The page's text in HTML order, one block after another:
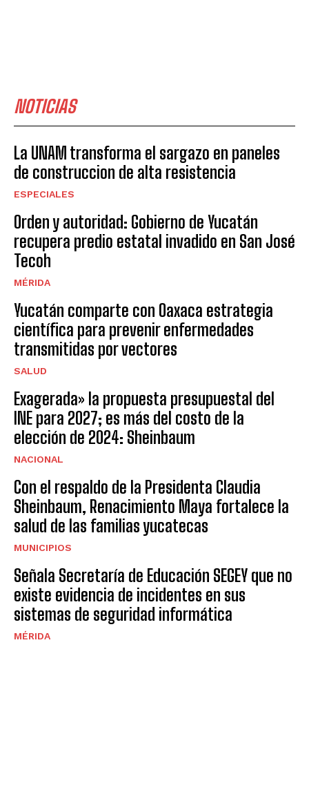
NOTICIAS
La UNAM transforma el sargazo en paneles
de construccion de alta resistencia
ESPECIALES
Orden y autoridad: Gobierno de Yucatán
recupera predio estatal invadido en San José
Tecoh
MÉRIDA
Yucatán comparte con Oaxaca estrategia
científica para prevenir enfermedades
transmitidas por vectores
SALUD
Exagerada» la propuesta presupuestal del
INE para 2027; es más del costo de la
elección de 2024: Sheinbaum
NACIONAL
Con el respaldo de la Presidenta Claudia
Sheinbaum, Renacimiento Maya fortalece la
salud de las familias yucatecas
MUNICIPIOS
Señala Secretaría de Educación SEGEY que no
existe evidencia de incidentes en sus
sistemas de seguridad informática
MÉRIDA